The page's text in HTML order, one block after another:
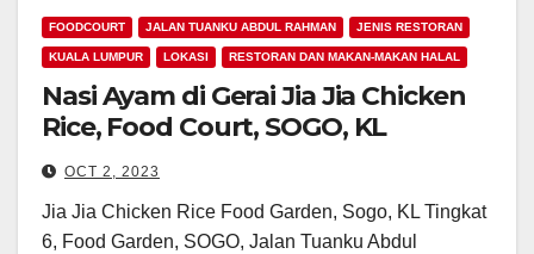
FOODCOURT JALAN TUANKU ABDUL RAHMAN JENIS RESTORAN
KUALA LUMPUR LOKASI RESTORAN DAN MAKAN-MAKAN HALAL
Nasi Ayam di Gerai Jia Jia Chicken
Rice, Food Court, SOGO, KL
OCT 2, 2023
Jia Jia Chicken Rice Food Garden, Sogo, KL Tingkat
6, Food Garden, SOGO, Jalan Tuanku Abdul